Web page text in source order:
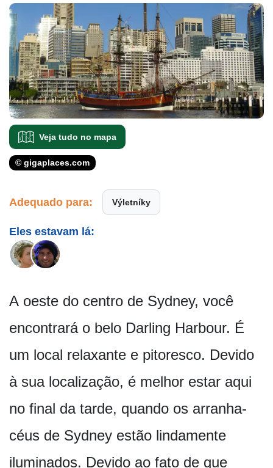
Veja tudo no mapa
© gigaplaces.com
Adequado para: Výletníky
Eles estavam lá:
A oeste do centro de Sydney, você
encontrará o belo Darling Harbour. É
um local relaxante e pitoresco. Devido
à sua localização, é melhor estar aqui
no final da tarde, quando os arranha-
céus de Sydney estão lindamente
iluminados. Devido ao fato de que